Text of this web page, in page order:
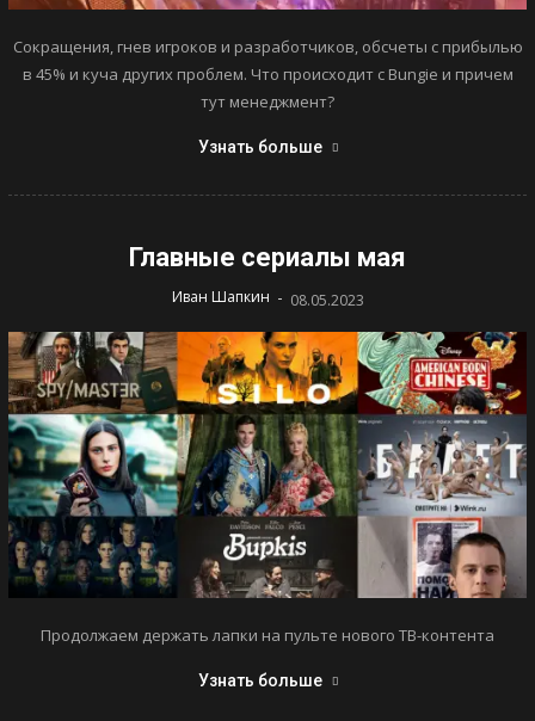
Сокращения, гнев игроков и разработчиков, обсчеты с прибылью
в 45% и куча других проблем. Что происходит с Bungie и причем
тут менеджмент?
Узнать больше
Главные сериалы мая
Иван Шапкин - 08.05.2023
Продолжаем держать лапки на пульте нового ТВ-контента
Узнать больше